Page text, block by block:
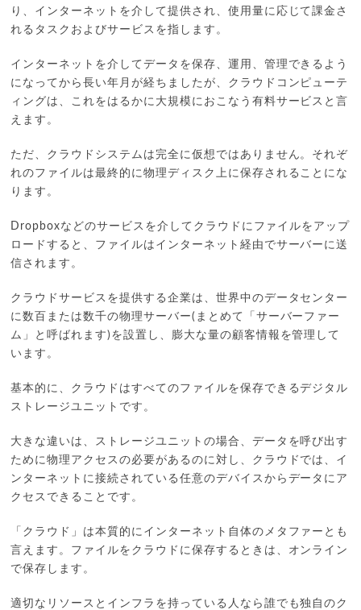
り、インターネットを介して提供され、使用量に応じて課金さ
れるタスクおよびサービスを指します。
インターネットを介してデータを保存、運用、管理できるよう
になってから長い年月が経ちましたが、クラウドコンピューテ
ィングは、これをはるかに大規模におこなう有料サービスと言
えます。
ただ、クラウドシステムは完全に仮想ではありません。それぞ
れのファイルは最終的に物理ディスク上に保存されることにな
ります。
Dropboxなどのサービスを介してクラウドにファイルをアップ
ロードすると、ファイルはインターネット経由でサーバーに送
信されます。
クラウドサービスを提供する企業は、世界中のデータセンター
に数百または数千の物理サーバー(まとめて「サーバーファー
ム」と呼ばれます)を設置し、膨大な量の顧客情報を管理して
います。
基本的に、クラウドはすべてのファイルを保存できるデジタル
ストレージユニットです。
大きな違いは、ストレージユニットの場合、データを呼び出す
ために物理アクセスの必要があるのに対し、クラウドでは、イ
ンターネットに接続されている任意のデバイスからデータにア
クセスできることです。
「クラウド」は本質的にインターネット自体のメタファーとも
言えます。ファイルをクラウドに保存するときは、オンライン
で保存します。
適切なリソースとインフラを持っている人なら誰でも独自のク